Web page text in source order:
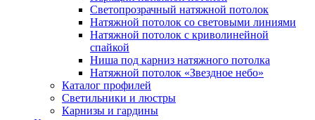
Светопрозрачный натяжной потолок
Натяжной потолок со световыми линиями
Натяжной потолок с криволинейной
спайкой
Ниша под карниз натяжного потолка
Натяжной потолок «Звездное небо»
Каталог профилей
Светильники и люстры
Карнизы и гардины